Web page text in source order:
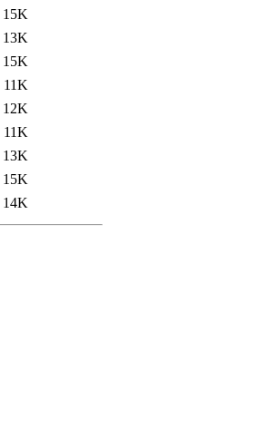
15K
13K
15K
11K
12K
11K
13K
15K
14K